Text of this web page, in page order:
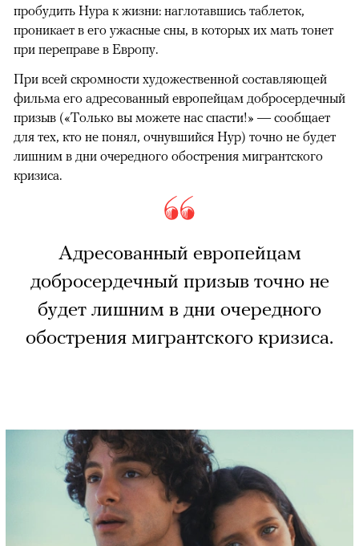
пробудить Нура к жизни: наглотавшись таблеток,
проникает в его ужасные сны, в которых их мать тонет
при переправе в Европу.
При всей скромности художественной составляющей
фильма его адресованный европейцам добросердечный
призыв («Только вы можете нас спасти!» — сообщает
для тех, кто не понял, очнувшийся Нур) точно не будет
лишним в дни очередного обострения мигрантского
кризиса.
Адресованный европейцам
добросердечный призыв точно не
будет лишним в дни очередного
обострения мигрантского кризиса.